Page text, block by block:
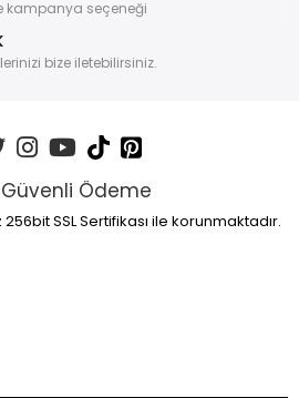
kampanya seçeneği
bize iletebilirsiniz.
Güvenli Ödeme
SSL Sertifikası ile korunmaktadır.